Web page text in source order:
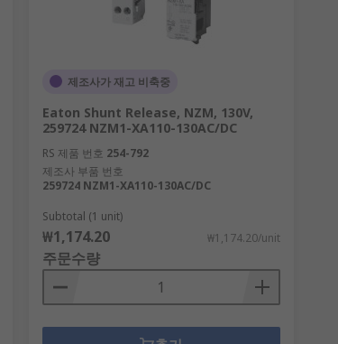
제조사가 재고 비축중
Eaton Shunt Release, NZM, 130V,
259724 NZM1-XA110-130AC/DC
RS 제품 번호 254-792
제조사 부품 번호
259724 NZM1-XA110-130AC/DC
Subtotal (1 unit)
₩1,174.20 ₩1,174.20/unit
주문수량